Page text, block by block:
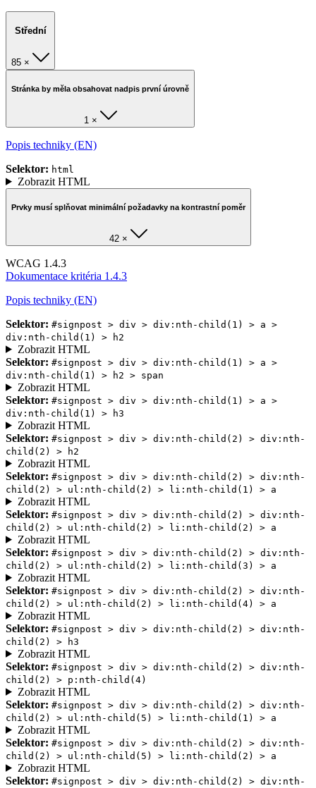
Střední
85 ×
Stránka by měla obsahovat nadpis první úrovně
1 ×
Popis techniky (EN)
Selektor: html
Zobrazit HTML
Prvky musí splňovat minimální požadavky na kontrastní poměr
42 ×
WCAG 1.4.3
Dokumentace kritéria 1.4.3
Popis techniky (EN)
Selektor: #signpost > div > div:nth-child(1) > a >
div:nth-child(1) > h2
Zobrazit HTML
Selektor: #signpost > div > div:nth-child(1) > a >
div:nth-child(1) > h2 > span
Zobrazit HTML
Selektor: #signpost > div > div:nth-child(1) > a >
div:nth-child(1) > h3
Zobrazit HTML
Selektor: #signpost > div > div:nth-child(2) > div:nth-
child(2) > h2
Zobrazit HTML
Selektor: #signpost > div > div:nth-child(2) > div:nth-
child(2) > ul:nth-child(2) > li:nth-child(1) > a
Zobrazit HTML
Selektor: #signpost > div > div:nth-child(2) > div:nth-
child(2) > ul:nth-child(2) > li:nth-child(2) > a
Zobrazit HTML
Selektor: #signpost > div > div:nth-child(2) > div:nth-
child(2) > ul:nth-child(2) > li:nth-child(3) > a
Zobrazit HTML
Selektor: #signpost > div > div:nth-child(2) > div:nth-
child(2) > ul:nth-child(2) > li:nth-child(4) > a
Zobrazit HTML
Selektor: #signpost > div > div:nth-child(2) > div:nth-
child(2) > h3
Zobrazit HTML
Selektor: #signpost > div > div:nth-child(2) > div:nth-
child(2) > p:nth-child(4)
Zobrazit HTML
Selektor: #signpost > div > div:nth-child(2) > div:nth-
child(2) > ul:nth-child(5) > li:nth-child(1) > a
Zobrazit HTML
Selektor: #signpost > div > div:nth-child(2) > div:nth-
child(2) > ul:nth-child(5) > li:nth-child(2) > a
Zobrazit HTML
Selektor: #signpost > div > div:nth-child(2) > div:nth-